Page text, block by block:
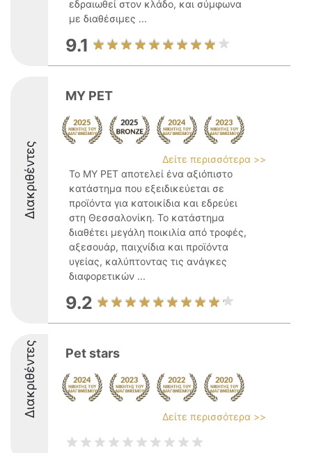
εδραιωθεί στον κλάδο, και σύμφωνα
με διαθέσιμες ...
9.1
Διακριθέντες
MY PET
Δείτε περισσότερα >>
Το MY PET αποτελεί ένα αξιόπιστο
κατάστημα που εξειδικεύεται σε
προϊόντα για κατοικίδια και εδρεύει
στη Θεσσαλονίκη. Το κατάστημα
διαθέτει μεγάλη ποικιλία από τροφές,
αξεσουάρ, παιχνίδια και προϊόντα
υγείας, καλύπτοντας τις ανάγκες
διαφορετικών ...
9.2
Διακριθέντες Pet stars
Δείτε περισσότερα >>